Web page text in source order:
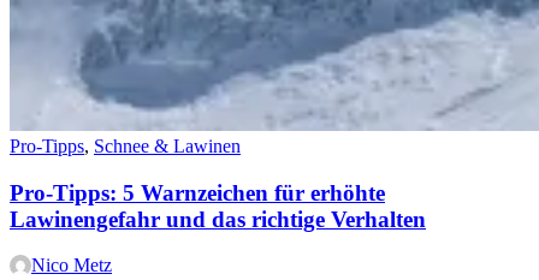
Pro-Tipps, Schnee & Lawinen
Pro-Tipps: 5 Warnzeichen für erhöhte
Lawinengefahr und das richtige Verhalten
Nico Metz